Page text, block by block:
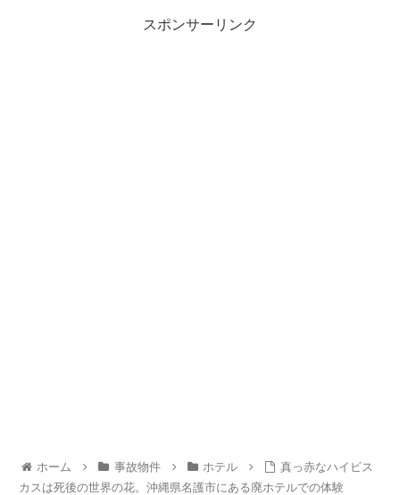
スポンサーリンク
ホーム 事故物件 ホテル
真っ赤なハイビス
カスは死後の世界の花。沖縄県名護市にある廃ホテルでの体験